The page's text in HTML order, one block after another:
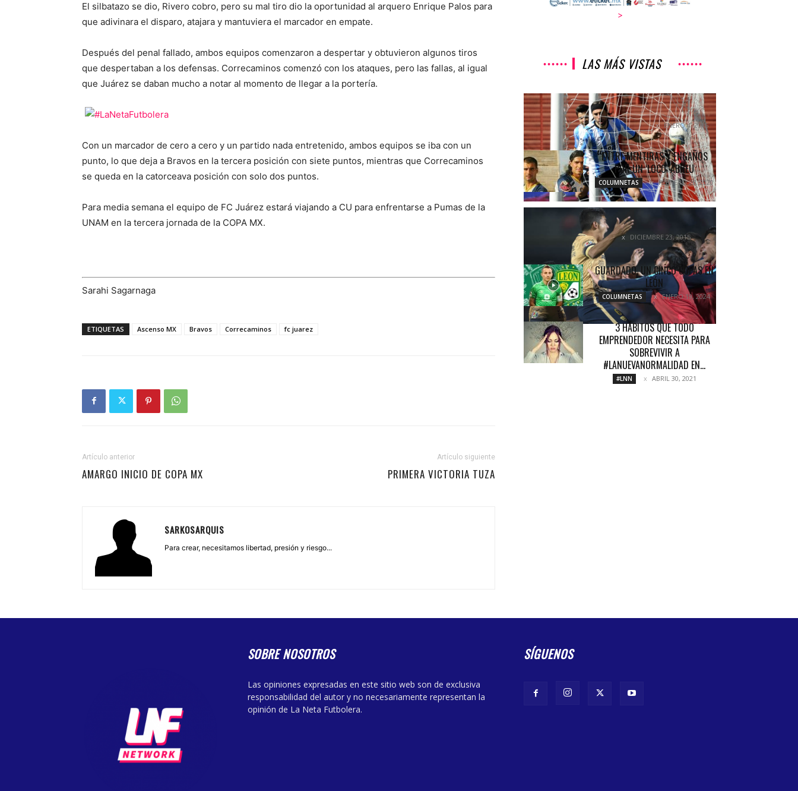
El silbatazo se dio, Rivero cobro, pero su mal tiro dio la oportunidad al arquero Enrique Palos para
que adivinara el disparo, atajara y mantuviera el marcador en empate.
Después del penal fallado, ambos equipos comenzaron a despertar y obtuvieron algunos tiros
que despertaban a los defensas. Correcaminos comenzó con los ataques, pero las fallas, al igual
que Juárez se daban mucho a notar al momento de llegar a la portería.
Con un marcador de cero a cero y un partido nada entretenido, ambos equipos se iba con un
punto, lo que deja a Bravos en la tercera posición con siete puntos, mientras que Correcaminos
se queda en la catorceava posición con solo dos puntos.
Para media semana el equipo de FC Juárez estará viajando a CU para enfrentarse a Pumas de la
UNAM en la tercera jornada de la COPA MX.
Sarahi Sagarnaga
ETIQUETAS Ascenso MX Bravos Correcaminos fc juarez
Artículo anterior
AMARGO INICIO DE COPA MX
Artículo siguiente
PRIMERA VICTORIA TUZA
SARKOSARQUIS
Para crear, necesitamos libertad, presión y riesgo...
>
LAS MÁS VISTAS
«TUVE EL HONOR DE JUGAR EN EL
CILINDRO»
COLUMNETAS ENERO 4, 2015
ENTRE MENTIRAS Y ENGAÑOS
POR UN ‘LOCO’ ABREU
COLUMNETAS FEBRERO 26, 2020
PUMAS LIBERTADORES
DESTACADOS
DICIEMBRE 23, 2015
GUARDADO, UN CINCO COPAS EN
LEÓN
COLUMNETAS ENERO 19, 2024
3 HÁBITOS QUE TODO
EMPRENDEDOR NECESITA PARA
SOBREVIVIR A
#LANUEVANORMALIDAD EN...
#LNN ABRIL 30, 2021
SOBRE NOSOTROS
Las opiniones expresadas en este sitio web son de exclusiva
responsabilidad del autor y no necesariamente representan la
opinión de La Neta Futbolera.
SÍGUENOS